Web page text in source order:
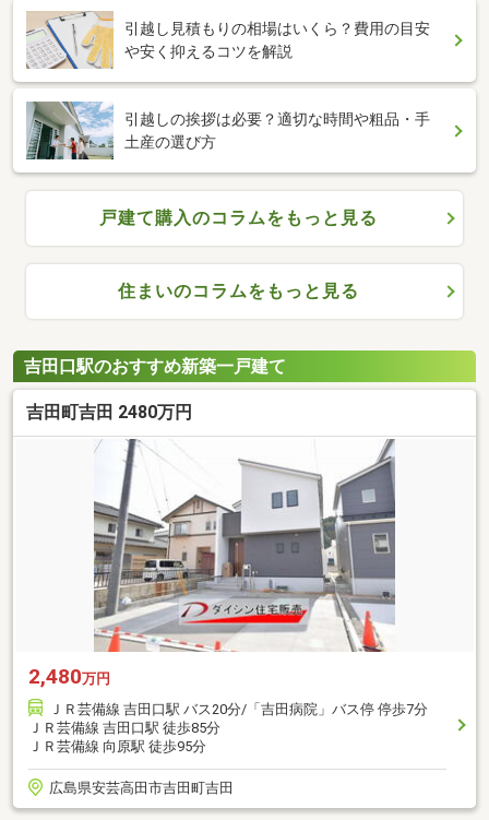
引越し見積もりの相場はいくら？費用の目安
や安く抑えるコツを解説
引越しの挨拶は必要？適切な時間や粗品・手
土産の選び方
戸建て購入のコラムをもっと見る
住まいのコラムをもっと見る
吉田口駅のおすすめ新築一戸建て
吉田町吉田 2480万円
2,480万円
ＪＲ芸備線 吉田口駅 バス20分/「吉田病院」バス停 停歩7分
ＪＲ芸備線 吉田口駅 徒歩85分
ＪＲ芸備線 向原駅 徒歩95分
広島県安芸高田市吉田町吉田